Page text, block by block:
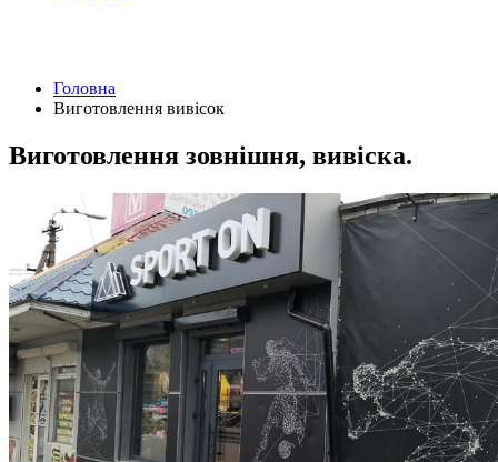
Головна
Виготовлення вивісок
Виготовлення зовнішня, вивіска.